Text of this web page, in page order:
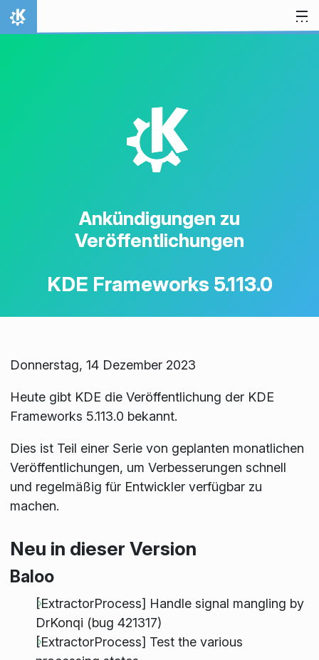
Zum Inhalt springen
Startseite
K
Ankündigungen zu
Veröffentlichungen
KDE Frameworks 5.113.0
Donnerstag, 14 Dezember 2023
Heute gibt KDE die Veröffentlichung der KDE
Frameworks 5.113.0 bekannt.
Dies ist Teil einer Serie von geplanten monatlichen
Veröffentlichungen, um Verbesserungen schnell
und regelmäßig für Entwickler verfügbar zu
machen.
Neu in dieser Version
Baloo
[ExtractorProcess] Handle signal mangling by
DrKonqi (bug 421317)
[ExtractorProcess] Test the various